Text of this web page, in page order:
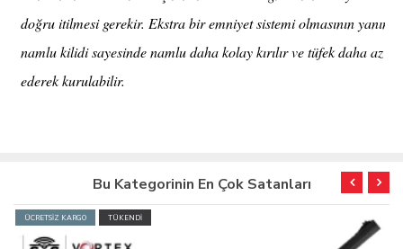
doğru itilmesi gerekir. Ekstra bir emniyet sistemi olmasının yanında
namlu kilidi sayesinde namlu daha kolay kırılır ve tüfek daha az
ederek kurulabilir.
Bu Kategorinin En Çok Satanları
ÜCRETSİZ KARGO TÜKENDİ